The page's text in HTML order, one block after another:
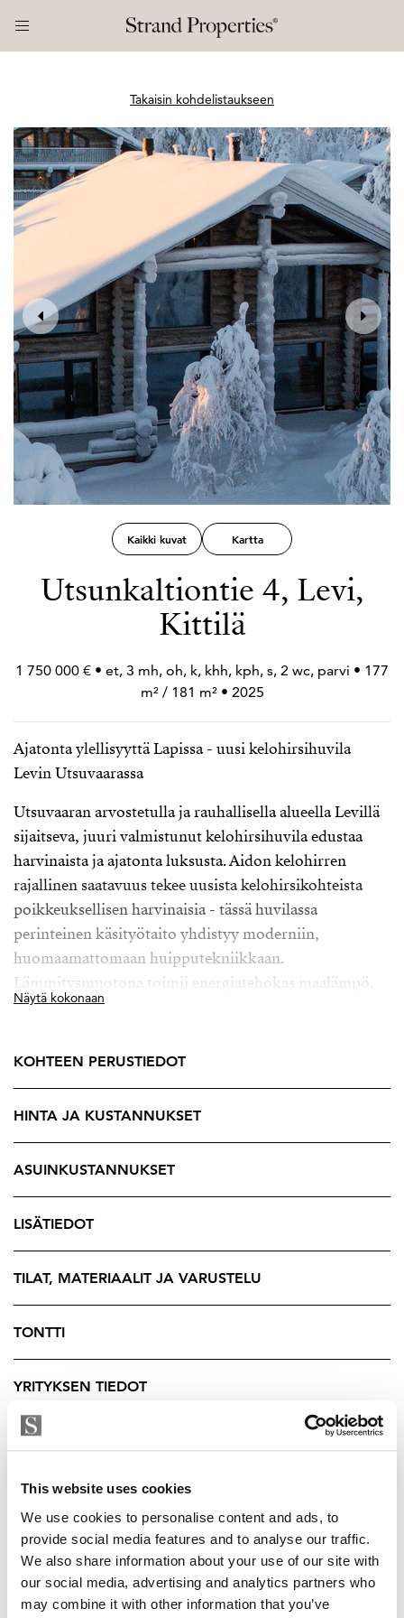
This website uses cookies
We use cookies to personalise content and ads, to
provide social media features and to analyse our traffic.
We also share information about your use of our site with
our social media, advertising and analytics partners who
may combine it with other information that you’ve
Takaisin kohdelistaukseen
Kaikki kuvat Kartta
Utsunkaltiontie 4, Levi,
Kittilä
1 750 000 € • et, 3 mh, oh, k, khh, kph, s, 2 wc, parvi • 177
m² / 181 m² • 2025
Ajatonta ylellisyyttä Lapissa - uusi kelohirsihuvila
Levin Utsuvaarassa
Utsuvaaran arvostetulla ja rauhallisella alueella Levillä
sijaitseva, juuri valmistunut kelohirsihuvila edustaa
harvinaista ja ajatonta luksusta. Aidon kelohirren
rajallinen saatavuus tekee uusista kelohirsikohteista
poikkeuksellisen harvinaisia - tässä huvilassa
perinteinen käsityötaito yhdistyy moderniin,
huomaamattomaan huipputekniikkaan.
Lämmitysmuotona toimii energiatehokas maalämpö,
joka tukee sekä asumismukavuutta että pitkäjänteistä
Huvilan materiaalivalinnat ovat hienovaraisen ylellisiä
ja luonnonläheisiä. Ne sulauttavat rakennuksen osaksi
Utsuvaaran karua ja vaikuttavaa tunturimaisemaa
tavalla, joka tuntuu luonnolliselta ja ajattomalta.
Kesäisin ympäröivä rakkakivikko korostaa maiseman
rauhaa, talvisin näkymää kehystävät raskaat
tykkylumipuut.
Kahteen kerrokseen jakautuva tilaratkaisu on
suunniteltu väljyyttä, yksityisyyttä ja elämyksellisyyttä
kunnioittaen. Ensimmäisessä kerroksessa avautuva
olohuone muodostaa huvilan sydämen. Suuret, jylhän
sisätilaa tavalla, joka pysäyttää. Akustiikkalevykatto
viimeistelee tilan rauhallisen tunnelman. Alakerrassa
sijaitsevat myös laadukkaasti varusteltu keittiö, kolme
viimeistelty saunaosasto. Takapihan puolelle sijoittuva
poreallasalue on suojaisa ja rauhallinen, tarjoten
yksityisyyttä Lapin luonnon keskellä.
Yläkerran parvitilassa sijaitsee kaksi erillistä
makuutilaa, oleskelutila minikeittiöllä ja baaritiskillä
Näytä kokonaan
KOHTEEN PERUSTIEDOT
HINTA JA KUSTANNUKSET
ASUINKUSTANNUKSET
LISÄTIEDOT
TILAT, MATERIAALIT JA VARUSTELU
TONTTI
YRITYKSEN TIEDOT